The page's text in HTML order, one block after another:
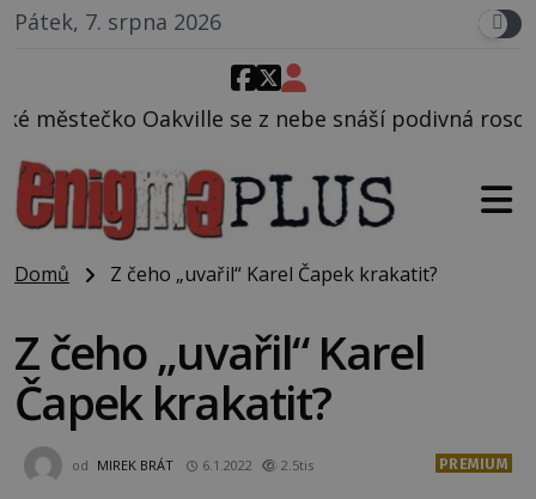
Pátek, 7. srpna 2026
nebe snáší podivná rosolovitá látka neznámého
Domů Z čeho „uvařil“ Karel Čapek krakatit?
Z čeho „uvařil“ Karel
Čapek krakatit?
od MIREK BRÁT 6.1.2022 2.5tis PREMIUM